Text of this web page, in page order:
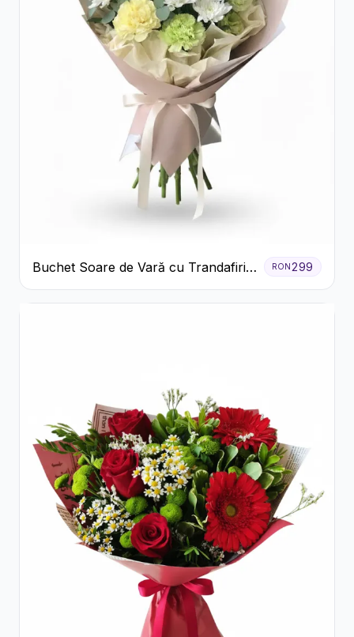
Buchet Soare de Vară cu Trandafiri
Galbeni și Crizanteme Albe
RON299